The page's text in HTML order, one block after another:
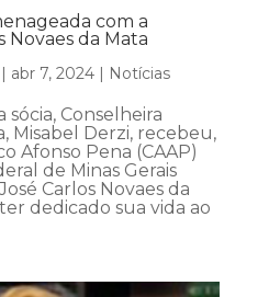
com a
Novaes da Mata
abr 7, 2024| Notícias
sócia, Conselheira
Misabel Derzi, recebeu,
Afonso Pena (CAAP)
de Minas Gerais
Carlos Novaes da
dedicado sua vida ao